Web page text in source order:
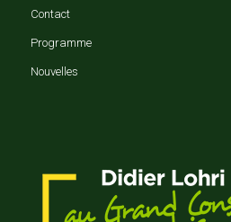
Contact
Programme
Nouvelles